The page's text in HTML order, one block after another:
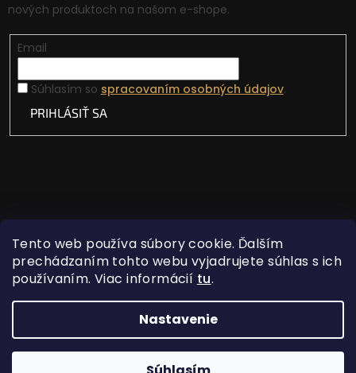
Tento web používa súbory cookie. Ďalším
prechádzaním tohto webu vyjadrujete súhlas s ich
používaním. Viac informácií tu.
Nastavenie
nových produktoch na našom e-shope.
Email
Súhlasím so spracovaním osobných údajov.
PRIHLÁSIŤ SA
Vytvoril Shoptet
Copyright 2026Lovecká vášeň. Všetky práva